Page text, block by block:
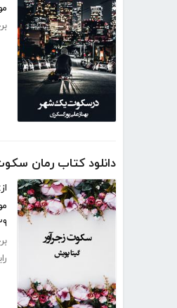
دانلود کتاب رمان
از:
۱۲۹